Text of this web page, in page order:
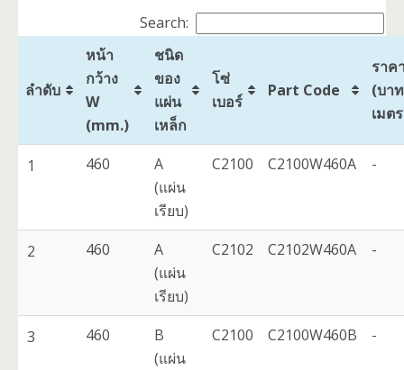
Search:
ลำดับ
หน้า
กว้าง
W
(mm.)
ชนิด
ของ
แผ่น
เหล็ก
โซ่
เบอร์
Part Code
ราค
(บา
เมต
1 460
A
(แผ่น
เรียบ)
C2100 C2100W460A -
2 460
A
(แผ่น
เรียบ)
C2102 C2102W460A -
3 460
B
(แผ่น
C2100 C2100W460B -